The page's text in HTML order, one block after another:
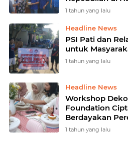
1 tahun yang lalu
Headline News
PSI Pati dan
untuk
1 tahun yang lalu
Headline News
Workshop
Foundation
Berdayakan
1 tahun yang lalu